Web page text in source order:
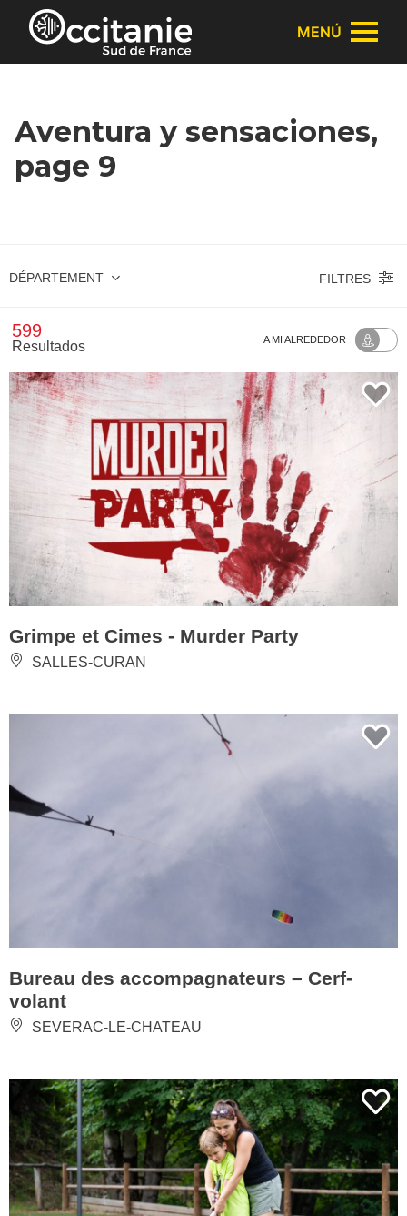
Panel de gestión de cookies
MENÚ
Aventura y sensaciones,
page 9
DÉPARTEMENT FILTRES
599
Resultados A MI ALREDEDOR
Grimpe et Cimes - Murder Party
SALLES-CURAN
Bureau des accompagnateurs – Cerf-
volant
SEVERAC-LE-CHATEAU